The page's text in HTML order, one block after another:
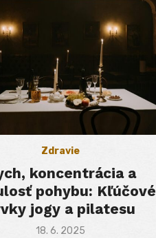
Zdravie
koncentrácia a
pohybu: Kľúčové
jogy a pilatesu
Posted
18. 6. 2025